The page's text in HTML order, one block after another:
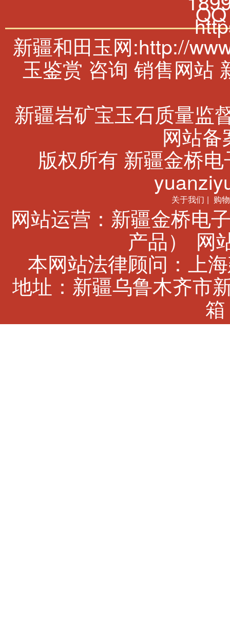
新疆和田玉网:http://
玉鉴赏 咨询 销售网站
新疆岩矿宝玉石质量监
网站
版权所有 新疆金桥
关于我们 | 购
网站运营：新疆金桥电
产品） 网
本网站法律顾问：上
地址：新疆乌鲁木齐市